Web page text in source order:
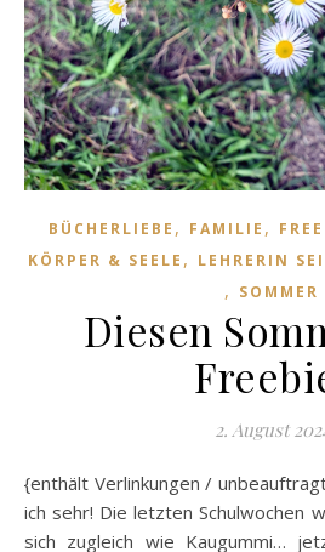
BÜCHERLIEBE , FAMILIE ,
KÖRPER & SEELE , LEHRERIN
, SOMMER
Diesen
2. August
{enthält Verlinkungen / unbeauftragte Werbung} … genieße
ich sehr! Die letzten Schulwochen
sich zugleich wie Kaugummi…